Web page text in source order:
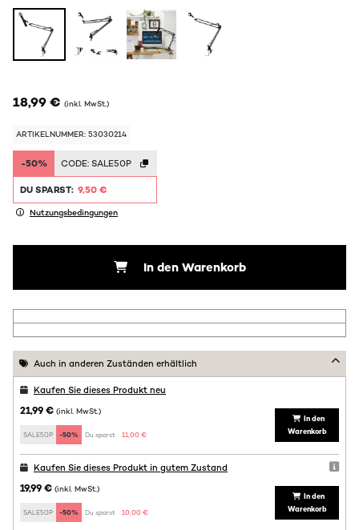
18,99 € (inkl. MwSt.)
ARTIKELNUMMER: 53030214
-50% CODE: SALE50P
DU SPARST: 9,50 €
Nutzungsbedingungen
In den Warenkorb
Auch in anderen Zuständen erhältlich
Kaufen Sie dieses Produkt neu
21,99 € (inkl. MwSt.)
SALE50P -50% Du sparst: 11,00 €
In den
Warenkorb
Kaufen Sie dieses Produkt in gutem Zustand
19,99 € (inkl. MwSt.)
SALE50P -50% Du sparst: 10,00 €
In den
Warenkorb